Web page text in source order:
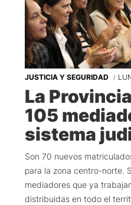
JUSTICIA Y SEGURIDAD
La
105
sistema
Son 70 nuevos
para la zona centro-norte.
mediadores que ya
distribuidas en todo el